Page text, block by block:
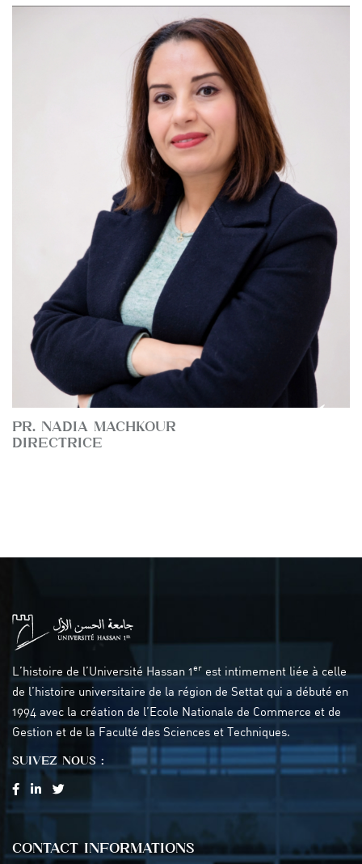
PR. NADIA MACHKOUR
DIRECTRICE
L’histoire de l’Université Hassan 1er est intimement liée à celle
de l’histoire universitaire de la région de Settat qui a débuté en
1994 avec la création de l’Ecole Nationale de Commerce et de
Gestion et de la Faculté des Sciences et Techniques.
SUIVEZ NOUS :
CONTACT INFORMATIONS